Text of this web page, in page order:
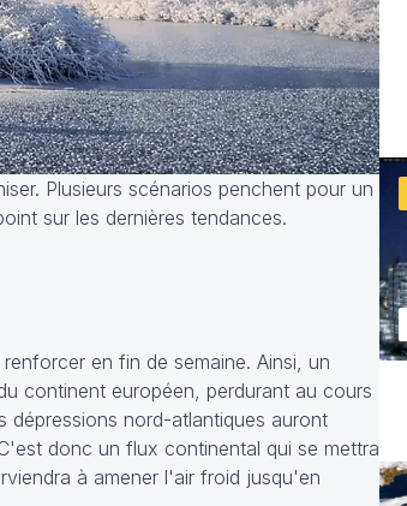
Plusieurs scénarios penchent pour un
sur les dernières tendances.
en fin de semaine. Ainsi, un
continent européen, perdurant au cours
dépressions nord-atlantiques auront
donc un flux continental qui se mettra
à amener l'air froid jusqu'en